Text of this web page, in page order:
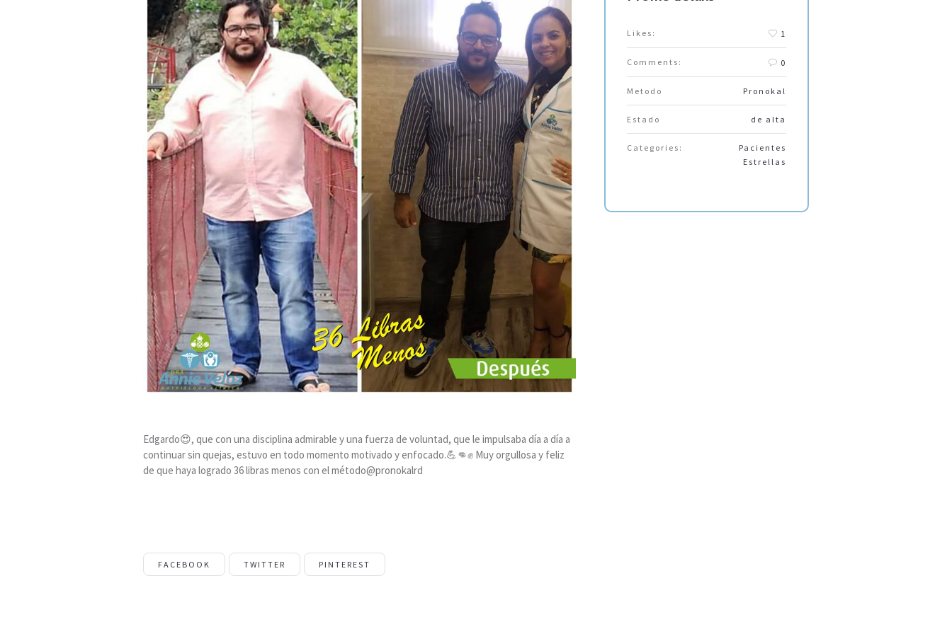
Edgardo😍, que con una disciplina admirable y una fuerza de voluntad, que le impulsaba día a día a
continuar sin quejas, estuvo en todo momento motivado y enfocado.💪👊✊ Muy orgullosa y feliz
de que haya logrado 36 libras menos con el método@pronokalrd
Likes: 1
Comments: 0
Metodo Pronokal
Estado de alta
Categories:
Pacientes
Estrellas
FACEBOOK TWITTER PINTEREST